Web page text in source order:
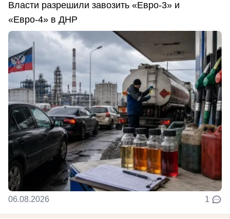
Власти разрешили завозить «Евро-3» и
«Евро-4» в ДНР
06.08.2026 1